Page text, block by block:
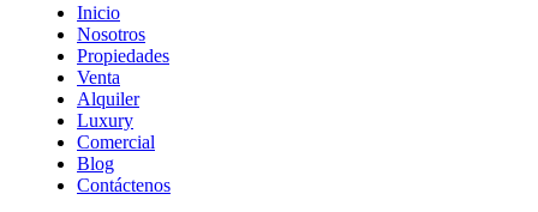
Inicio
Nosotros
Propiedades
Venta
Alquiler
Luxury
Comercial
Blog
Contáctenos